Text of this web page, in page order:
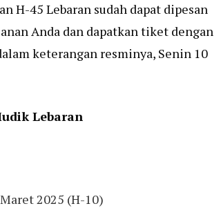
H-45 Lebaran sudah dapat dipesan
Anda dan dapatkan tiket dengan
keterangan resminya, Senin 10
Lebaran
2025 (H-10)